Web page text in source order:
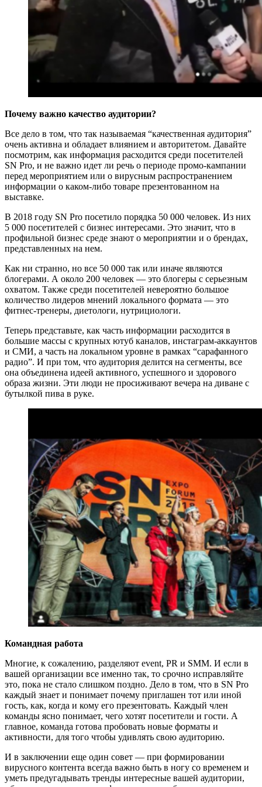
Почему важно качество аудитории?
Все дело в том, что так называемая “качественная аудитория”
очень активна и обладает влиянием и авторитетом. Давайте
посмотрим, как информация расходится среди посетителей
SN Pro, и не важно идет ли речь о периоде промо-кампании
перед мероприятием или о вирусным распространением
информации о каком-либо товаре презентованном на
выставке.
В 2018 году SN Pro посетило порядка 50 000 человек. Из них
5 000 посетителей с бизнес интересами. Это значит, что в
профильной бизнес среде знают о мероприятии и о брендах,
представленных на нем.
Как ни странно, но все 50 000 так или иначе являются
блогерами. А около 200 человек — это блогеры с серьезным
охватом. Также среди посетителей невероятно большое
количество лидеров мнений локального формата — это
фитнес-тренеры, диетологи, нутрициологи.
Теперь представьте, как часть информации расходится в
большие массы с крупных ютуб каналов, инстаграм-аккаунтов
и СМИ, а часть на локальном уровне в рамках “сарафанного
радио”. И при том, что аудитория делится на сегменты, все
она объединена идеей активного, успешного и здорового
образа жизни. Эти люди не просиживают вечера на диване с
бутылкой пива в руке.
Командная работа
Многие, к сожалению, разделяют event, PR и SMM. И если в
вашей организации все именно так, то срочно исправляйте
это, пока не стало слишком поздно. Дело в том, что в SN Pro
каждый знает и понимает почему приглашен тот или иной
гость, как, когда и кому его презентовать. Каждый член
команды ясно понимает, чего хотят посетители и гости. А
главное, команда готова пробовать новые форматы и
активности, для того чтобы удивлять свою аудиторию.
И в заключении еще один совет — при формировании
вирусного контента всегда важно быть в ногу со временем и
уметь предугадывать тренды интересные вашей аудитории,